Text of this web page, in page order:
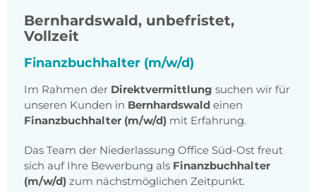
Bernhardswald, unbefristet,
Vollzeit
Finanzbuchhalter (m/w/d)
Im Rahmen der Direktvermittlung suchen wir für
unseren Kunden in Bernhardswald einen
Finanzbuchhalter (m/w/d) mit Erfahrung.
Das Team der Niederlassung Office Süd-Ost freut
sich auf Ihre Bewerbung als Finanzbuchhalter
(m/w/d) zum nächstmöglichen Zeitpunkt.